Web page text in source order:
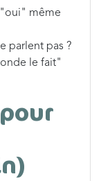
"oui" même
parlent pas ?
le fait"